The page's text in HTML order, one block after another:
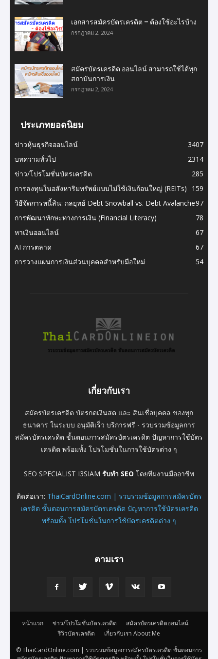
เอกสารสมัครบัตรเครดิต – ต้องใช้อะไรบ้าง
กรกฎาคม 2, 2024
สมัครบัตรเครดิต ออนไลน์ สามารถใช้ได้ทุก
สถาบันการเงิน
กรกฎาคม 2, 2024
ประเภทยอดนิยม
ข่าวหุ้นธุรกิจออนไลน์
3407
บทความทั่วไป
2314
ข่าว/โปรโมชั่นบัตรเครดิต
285
การลงทุนในอสังหาริมทรัพย์แบบไม่ใช้เงินก้อนใหญ่ (REITs)
159
วิธีจัดการหนี้สิน: กลยุทธ์ Debt Snowball vs. Debt Avalanche97
การพัฒนาทักษะทางการเงิน (Financial Literacy)
78
หาเงินออนไลน์
67
AI การตลาด
67
การวางแผนการเงินส่วนบุคคลสำหรับมือใหม่
54
เกี่ยวกับเรา
สมัครบัตรเครดิต บัตรกดเงินสด และ สินเชื่อบุคคล ของทุก
ธนาคาร ในระบบ อนุมัติเร็ว บริการฟรี - รวบรวมข้อมูลการ
สมัครบัตรเครดิต ขั้นตอนการสมัครบัตรเครดิต ปัญหาการใช้บัตร
เครดิต พร้อมทั้ง โปรโมชั่นในการใช้บัตรต่าง ๆ
SEO SPECIALIST I3SIAM รับทำ SEO โดยทีมงานมืออาชีพ
ติดต่อเรา: ThaiCardOnline.com | รวบรวมข้อมูลการสมัครบัตร
เครดิต ขั้นตอนการสมัครบัตรเครดิต ปัญหาการใช้บัตรเครดิต
พร้อมทั้ง โปรโมชั่นในการใช้บัตรเครดิตต่าง ๆ
ตามเรา
หน้าแรก ข่าว/โปรโมชั่นบัตรเครดิต
สมัครบัตรเครดิตออนไลน์
รีวิวบัตรเครดิต
เกี่ยวกับเรา About Me
© ThaiCardOnline.com | รวบรวมข้อมูลการสมัครบัตรเครดิต ขั้นตอนการ